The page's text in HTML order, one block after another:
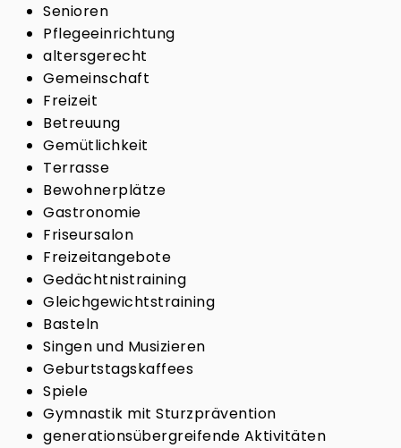
Senioren
Pflegeeinrichtung
altersgerecht
Gemeinschaft
Freizeit
Betreuung
Gemütlichkeit
Terrasse
Bewohnerplätze
Gastronomie
Friseursalon
Freizeitangebote
Gedächtnistraining
Gleichgewichtstraining
Basteln
Singen und Musizieren
Geburtstagskaffees
Spiele
Gymnastik mit Sturzprävention
generationsübergreifende Aktivitäten